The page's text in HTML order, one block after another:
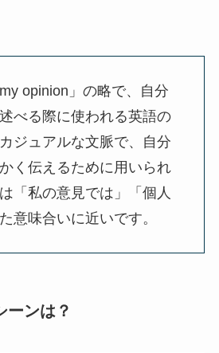
opinion」の略で、自分
べる際に使われる英語の
ジュアルな文脈で、自分
く伝えるために用いられ
「私の意見では」「個人
意味合いに近いです。
ーンは？